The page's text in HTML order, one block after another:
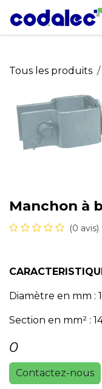
Se rendre au contenu
Tous les produits
Manchon à
(0 avis)
Diamètre en mm :
Section en mm² :
0
Contactez-nous